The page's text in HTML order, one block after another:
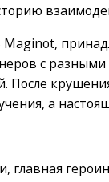
Maginot,
с
После
а